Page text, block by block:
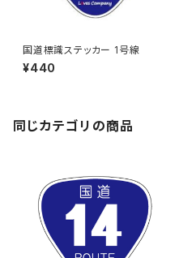
国道標識ステッカー 1号線
¥440
同じカテゴリの商品